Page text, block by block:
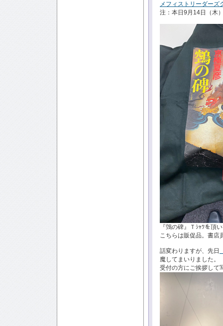
メフィストリーダーズ
注：本日9月14日（木
『鵼の碑』Ｔｼｬﾂを頂
こちらは販促品。書店
話変わりますが、先日
魔してまいりました。
受付の方にご挨拶して